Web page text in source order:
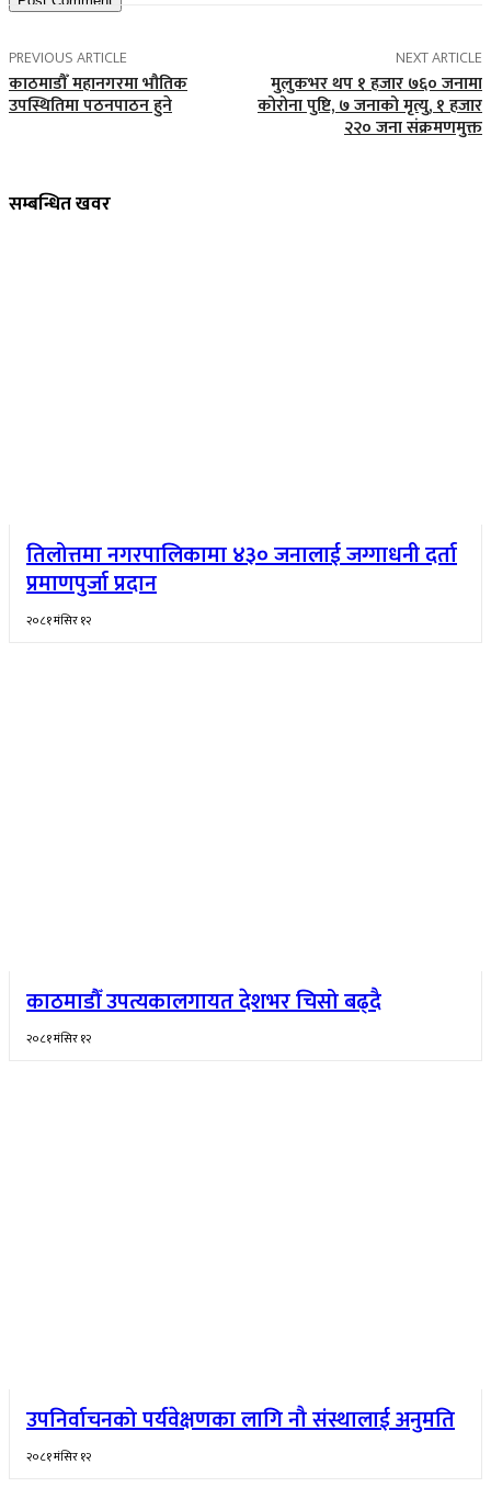
PREVIOUS ARTICLE
काठमाडौँ महानगरमा भौतिक
उपस्थितिमा पठनपाठन हुने
NEXT ARTICLE
मुलुकभर थप १ हजार ७६० जनामा
कोरोना पुष्टि, ७ जनाको मृत्यु, १ हजार
२२० जना संक्रमणमुक्त
सम्बन्धित खवर
तिलोत्तमा नगरपालिकामा ४३० जनालाई जग्गाधनी दर्ता
प्रमाणपुर्जा प्रदान
२०८१ मंसिर १२
काठमाडौँ उपत्यकालगायत देशभर चिसो बढ्दै
२०८१ मंसिर १२
उपनिर्वाचनको पर्यवेक्षणका लागि नौ संस्थालाई अनुमति
२०८१ मंसिर १२